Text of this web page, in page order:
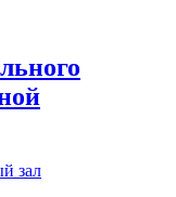
зал